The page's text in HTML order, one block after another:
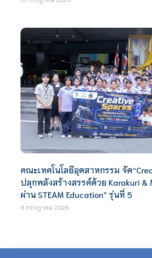
คณะเทคโนโลยีอุตสาหกรรม จัด
ปลุกพลังสร้างสรรค์ด้วย Karakuri &
ผ่าน STEAM Education” รุ่นที่ 5
8 กรกฎาคม 2026